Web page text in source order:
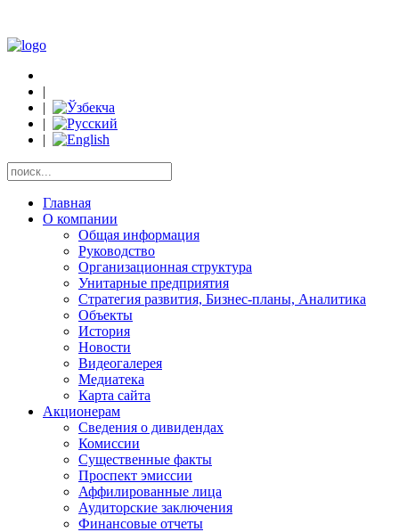
|
|
|
|
Главная
О компании
Общая информация
Руководство
Организационная структура
Унитарные предприятия
Стратегия развития, Бизнес-планы, Аналитика
Объекты
История
Новости
Видеогалерея
Медиатека
Карта сайта
Акционерам
Сведения о дивидендах
Комиссии
Существенные факты
Проспект эмиссии
Аффилированные лица
Аудиторские заключения
Финансовые отчеты